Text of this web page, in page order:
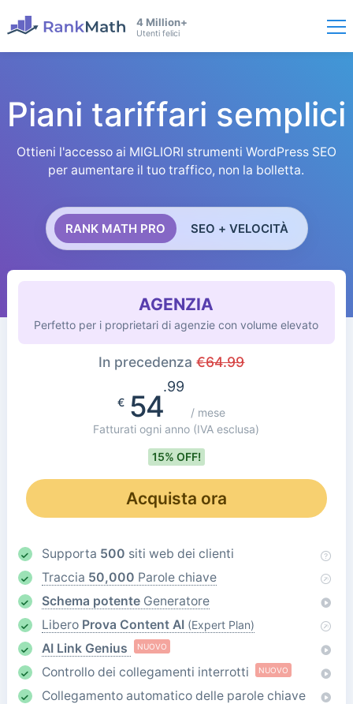
4 Million+
Utenti felici
Piani tariffari semplici
Ottieni l'accesso ai MIGLIORI strumenti WordPress SEO
per aumentare il tuo traffico, non la bolletta.
RANK MATH PRO SEO + VELOCITÀ
AGENZIA
Perfetto per i proprietari di agenzie con volume elevato
In precedenza€64.99
€54
.99
/ mese
Fatturati ogni anno (IVA esclusa)
15% OFF!
Acquista ora
Supporta 500 siti web dei clienti
Traccia 50,000 Parole chiave
Schema potenteGeneratore
Libero Prova Content AI (Expert Plan)
AI Link Genius NUOVO
Controllo dei collegamenti interrotti NUOVO
Collegamento automatico delle parole chiave